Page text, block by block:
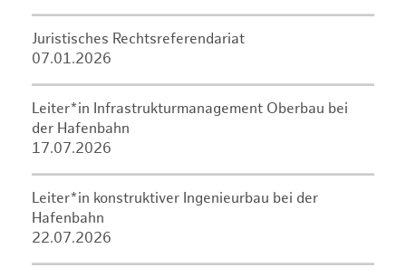
Juristisches Rechtsreferendariat
07.01.2026
Leiter*in Infrastrukturmanagement Oberbau bei
der Hafenbahn
17.07.2026
Leiter*in konstruktiver Ingenieurbau bei der
Hafenbahn
22.07.2026